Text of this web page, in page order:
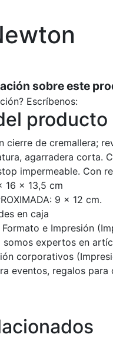
sobre este
Escríbenos:
producto
cierre de cremallera;
agarradera corta.
impermeable. Con
16 x 13,5 cm
9 x 12 cm.
en caja
e Impresión
somos expertos en
corporativos
eventos, regalos